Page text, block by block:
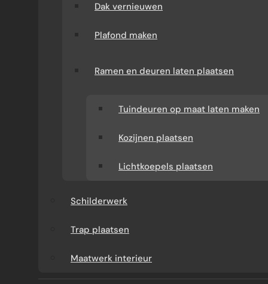
Dak vernieuwen
Plafond maken
Ramen en deuren laten plaatsen
Tuindeuren op maat laten maken
Kozijnen plaatsen
Lichtkoepels plaatsen
Schilderwerk
Trap plaatsen
Maatwerk interieur
WAT KUNT U VAN ONS
VERWACHTEN?
Verbouw-Gigant is een ervaren specialist in
Nederland. Wij verzorgen het volledige